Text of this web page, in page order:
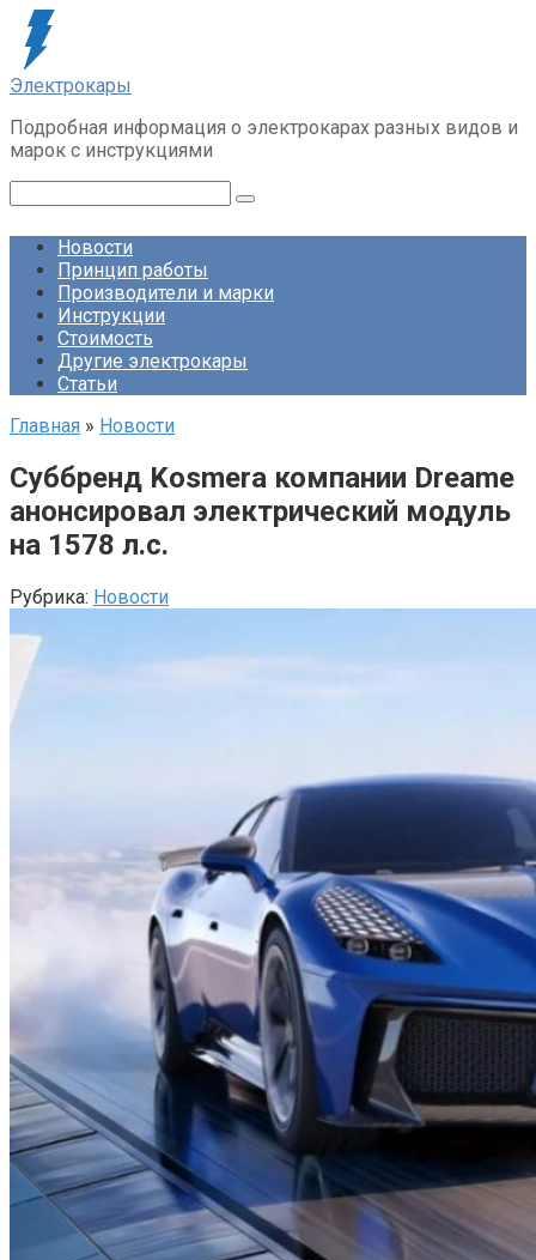
Перейти
контенту
Электрокары
Подробная информация о электрокарах разных видов и
марок с инструкциями
Новости
Принцип работы
Производители и марки
Инструкции
Стоимость
Другие электрокары
Статьи
Главная » Новости
Суббренд Kosmera компании Dreame
анонсировал электрический модуль
на 1578 л.с.
Рубрика: Новости